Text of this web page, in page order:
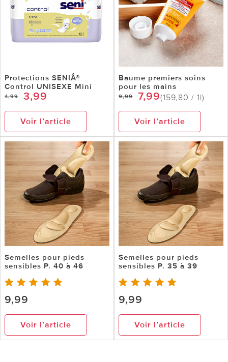
Protections SENIÂ®
Control UNISEXE Mini
4,99 3,99
Voir l’article
Baume premiers soins
pour les mains
9,99 7,99(159,80 / 1l)
Voir l’article
Semelles pour pieds
sensibles P. 40 à 46
9,99
Voir l’article
Semelles pour pieds
sensibles P. 35 à 39
9,99
Voir l’article